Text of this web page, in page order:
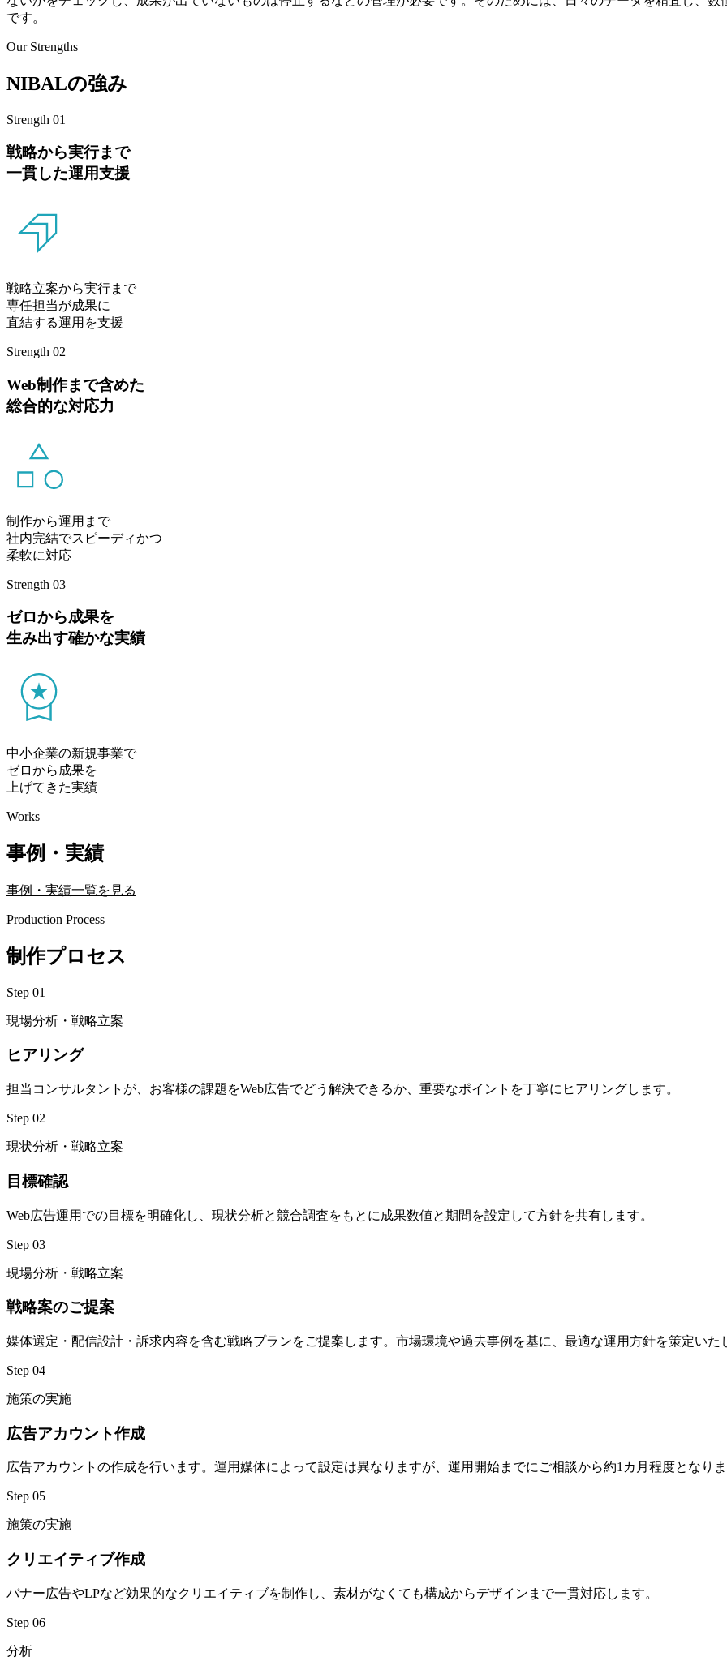
です。
Our Strengths
NIBALの強み
Strength 01
戦略から実行まで
一貫した運用支援
戦略立案から実行まで
専任担当が成果に
直結する運用を支援
Strength 02
Web制作まで含めた
総合的な対応力
制作から運用まで
社内完結でスピーディかつ
柔軟に対応
Strength 03
ゼロから成果を
生み出す確かな実績
中小企業の新規事業で
ゼロから成果を
上げてきた実績
Works
事例・実績
事例・実績一覧を見る
Production Process
制作プロセス
Step 01
現場分析・戦略立案
ヒアリング
担当コンサルタントが、お客様の課題をWeb広告でどう解決できるか、重要なポイントを丁寧にヒアリングします。
Step 02
現状分析・戦略立案
目標確認
Web広告運用での目標を明確化し、現状分析と競合調査をもとに成果数値と期間を設定して方針を共有します。
Step 03
現場分析・戦略立案
戦略案のご提案
媒体選定・配信設計・訴求内容を含む戦略プランをご提案します。市場環境や過去事例を基に、最適な運用方針を策定いた
Step 04
施策の実施
広告アカウント作成
広告アカウントの作成を行います。運用媒体によって設定は異なりますが、運用開始までにご相談から約1カ月程度となり
Step 05
施策の実施
クリエイティブ作成
バナー広告やLPなど効果的なクリエイティブを制作し、素材がなくても構成からデザインまで一貫対応します。
Step 06
分析